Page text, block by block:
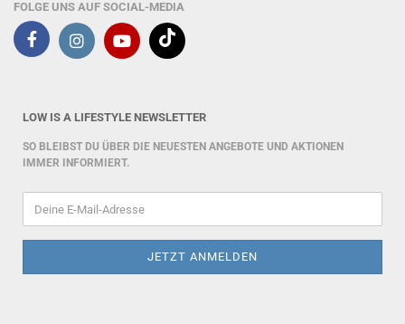
FOLGE UNS AUF SOCIAL-MEDIA
LOW IS A LIFESTYLE NEWSLETTER
SO BLEIBST DU ÜBER DIE NEUESTEN ANGEBOTE UND AKTIONEN
IMMER INFORMIERT.